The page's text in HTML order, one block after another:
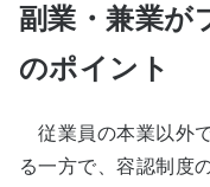
副業・兼業が
のポイント
従業員の本業以外
る一方で、容認制度